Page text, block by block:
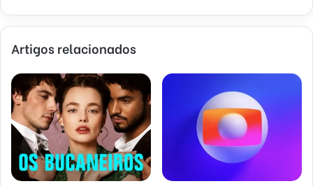
Artigos relacionados